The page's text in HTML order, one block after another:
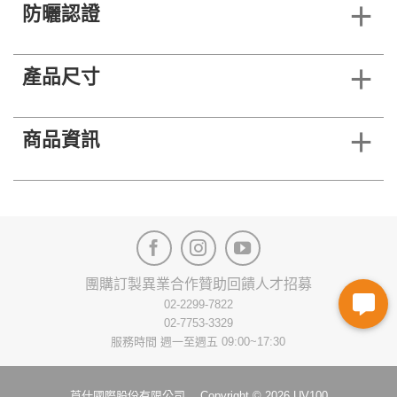
防曬認證
產品尺寸
商品資訊
團購訂製異業合作贊助回饋人才招募
02-2299-7822
02-7753-3329
服務時間 週一至週五 09:00~17:30